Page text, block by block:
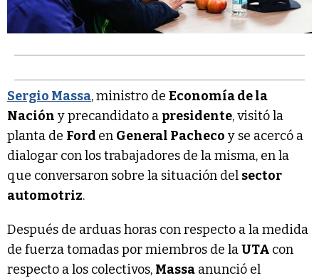
Sergio Massa, ministro de Economía de la
Nación y precandidato a presidente, visitó la
planta de Ford en General Pacheco y se acercó a
dialogar con los trabajadores de la misma, en la
que conversaron sobre la situación del sector
automotriz.
Después de arduas horas con respecto a la medida
de fuerza tomadas por miembros de laUTA con
respecto a los colectivos, Massa anunció el